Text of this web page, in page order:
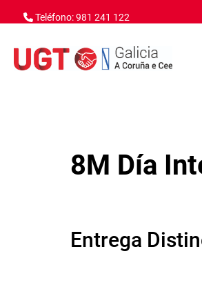
Teléfono: 981 241 122
8M Día
Entrega